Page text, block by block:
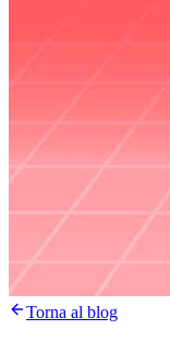
Torna al blog